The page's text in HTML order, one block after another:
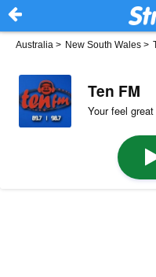
Australia > New South Wales >
Ten FM
Your feel